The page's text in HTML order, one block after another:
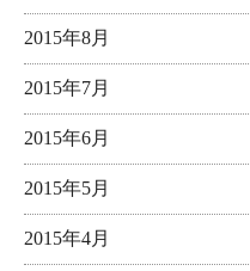
2015年8月
2015年7月
2015年6月
2015年5月
2015年4月